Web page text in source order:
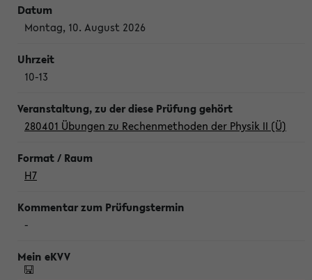
Montag, 10. August 2026
10-13
280401 Übungen zu Rechenmethoden der Physik II (Ü)
H7
-